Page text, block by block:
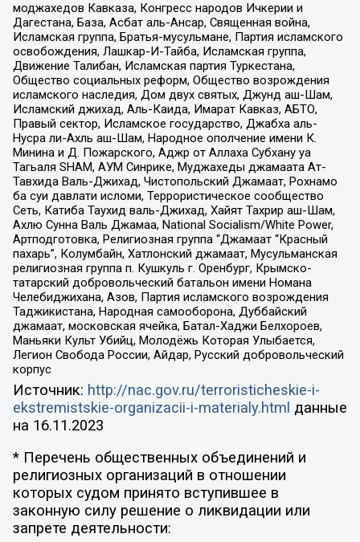
моджахедов Кавказа, Конгресс народов Ичкерии и
Дагестана, База, Асбат аль-Ансар, Священная война,
Исламская группа, Братья-мусульмане, Партия исламского
освобождения, Лашкар-И-Тайба, Исламская группа,
Движение Талибан, Исламская партия Туркестана,
Общество социальных реформ, Общество возрождения
исламского наследия, Дом двух святых, Джунд аш-Шам,
Исламский джихад, Аль-Каида, Имарат Кавказ, АБТО,
Правый сектор, Исламское государство, Джабха аль-
Нусра ли-Ахль аш-Шам, Народное ополчение имени К.
Минина и Д. Пожарского, Аджр от Аллаха Субхану уа
Тагьаля SHAM, АУМ Синрике, Муджахеды джамаата Ат-
Тавхида Валь-Джихад, Чистопольский Джамаат, Рохнамо
ба суи давлати исломи, Террористическое сообщество
Сеть, Катиба Таухид валь-Джихад, Хайят Тахрир аш-Шам,
Ахлю Сунна Валь Джамаа, National Socialism/White Power,
Артподготовка, Религиозная группа “Джамаат “Красный
пахарь”, Колумбайн, Хатлонский джамаат, Мусульманская
религиозная группа п. Кушкуль г. Оренбург, Крымско-
татарский добровольческий батальон имени Номана
Челебиджихана, Азов, Партия исламского возрождения
Таджикистана, Народная самооборона, Дуббайский
джамаат, московская ячейка, Батал-Хаджи Белхороев,
Маньяки Культ Убийц, Молодёжь Которая Улыбается,
Легион Свобода России, Айдар, Русский добровольческий
корпус
Источник: http://nac.gov.ru/terroristicheskie-i-
ekstremistskie-organizacii-i-materialy.html данные
на 16.11.2023
* Перечень общественных объединений и
религиозных организаций в отношении
которых судом принято вступившее в
законную силу решение о ликвидации или
запрете деятельности: